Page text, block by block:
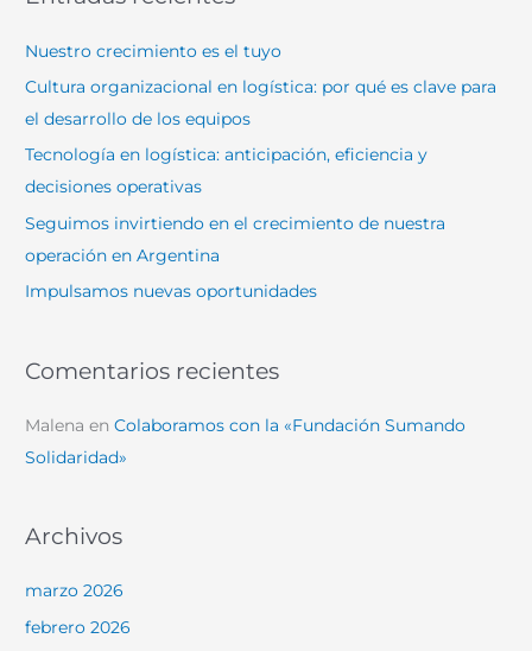
c
r
:
Nuestro crecimiento es el tuyo
Cultura organizacional en logística: por qué es clave para
el desarrollo de los equipos
Tecnología en logística: anticipación, eficiencia y
decisiones operativas
Seguimos invirtiendo en el crecimiento de nuestra
operación en Argentina
Impulsamos nuevas oportunidades
Comentarios recientes
Malena enColaboramos con la «Fundación Sumando
Solidaridad»
Archivos
marzo 2026
febrero 2026